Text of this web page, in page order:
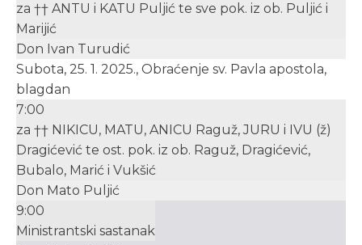
za †† ANTU i KATU Puljić te sve pok. iz ob. Puljić i
Marijić
Don Ivan Turudić
Subota, 25. 1. 2025., Obraćenje sv. Pavla apostola,
blagdan
7:00
za †† NIKICU, MATU, ANICU Raguž, JURU i IVU (ž)
Dragićević te ost. pok. iz ob. Raguž, Dragićević,
Bubalo, Marić i Vukšić
Don Mato Puljić
9:00
Ministrantski sastanak